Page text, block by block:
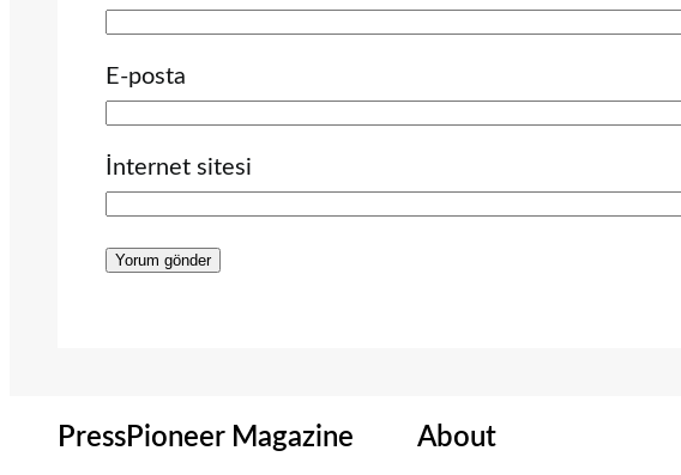
E-posta
İnternet sitesi
PressPioneer Magazine About